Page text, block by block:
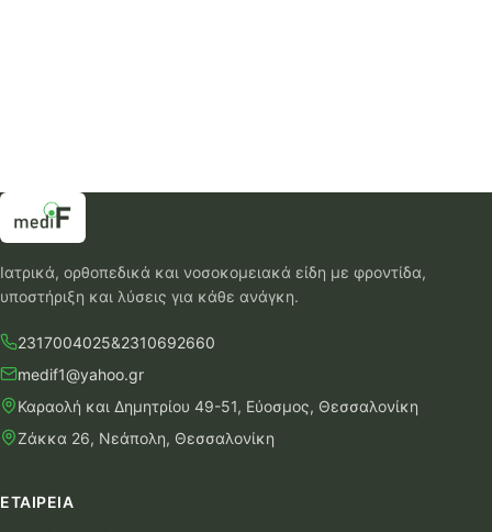
Ιατρικά, ορθοπεδικά και νοσοκομειακά είδη με φροντίδα,
υποστήριξη και λύσεις για κάθε ανάγκη.
2317004025&2310692660
medif1@yahoo.gr
Καραολή και Δημητρίου 49-51, Εύοσμος, Θεσσαλονίκη
Ζάκκα 26, Νεάπολη, Θεσσαλονίκη
ΕΤΑΙΡΕΊΑ